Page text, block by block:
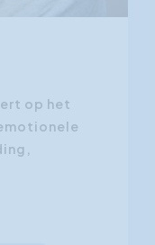
op het